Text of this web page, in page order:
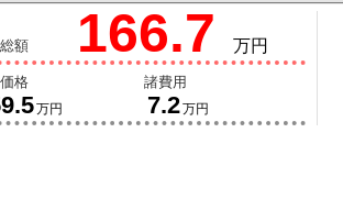
額 166.7 万円
格
万円
諸費用
7.2万円